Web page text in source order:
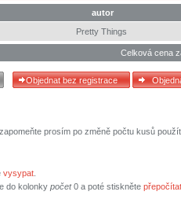
autor
Pretty Things
Celková cena
prosím po změně počtu kusů
vysypat
do kolonky počet0 a poté stiskněte přepočítat